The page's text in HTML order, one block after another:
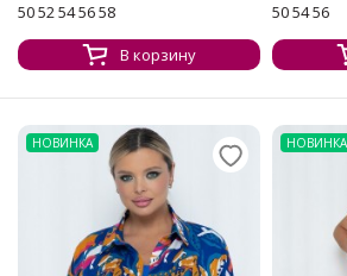
50 52 54 56 58
В корзину
50 54 56
НОВИНКА НОВИНКА